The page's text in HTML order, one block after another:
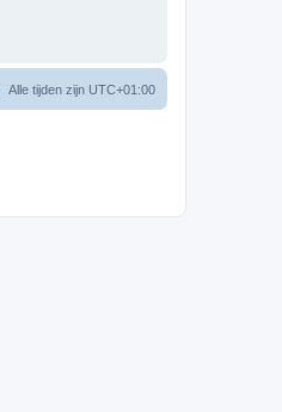
Alle tijden zijn UTC+01:00